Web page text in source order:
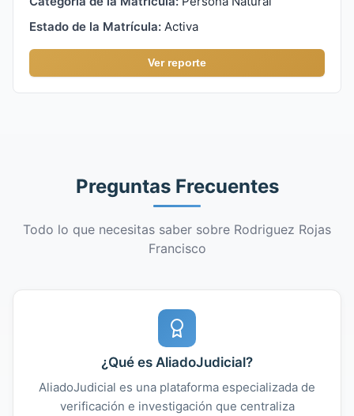
Estado de la Matrícula: Activa
Ver reporte
Preguntas Frecuentes
Todo lo que necesitas saber sobre Rodriguez Rojas
Francisco
¿Qué es AliadoJudicial?
AliadoJudicial es una plataforma especializada de
verificación e investigación que centraliza